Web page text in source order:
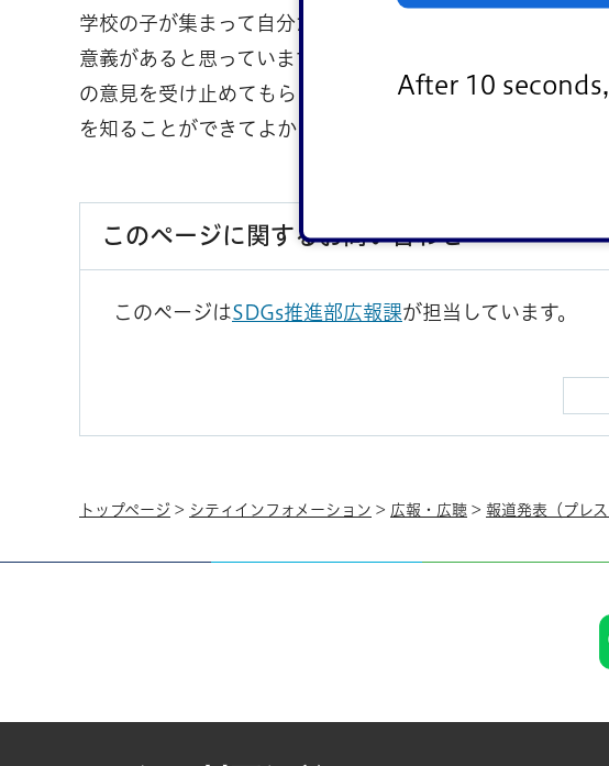
After 10
学校の子が集まって自分たちの区の問題について議論して
意義があると思っています。皆さんの意見はとても重要な
の意見を受け止めてもらいたいです」と話しました。参
を知ることができてよかったです。これからは自分の生活
このページに関するお問い合わせ
このページはSDGs推進部広報課が担当しています。
トップページ > シティインフォメーション > 広報・広聴 > 報道発表（プレス